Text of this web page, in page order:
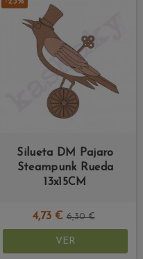
Silueta DM Pajaro
Steampunk Rueda
13x15CM
4,73 € 6,30 €
VER